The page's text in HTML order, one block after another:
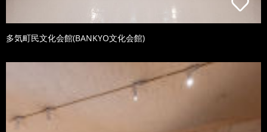
多気町民文化会館(BANKYO文化会館)